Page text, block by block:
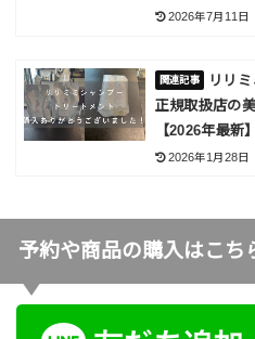
2026年7月11日
リリ
正規取扱店の
【2026年最新】
2026年1月28日
予約や商品の購入はこち